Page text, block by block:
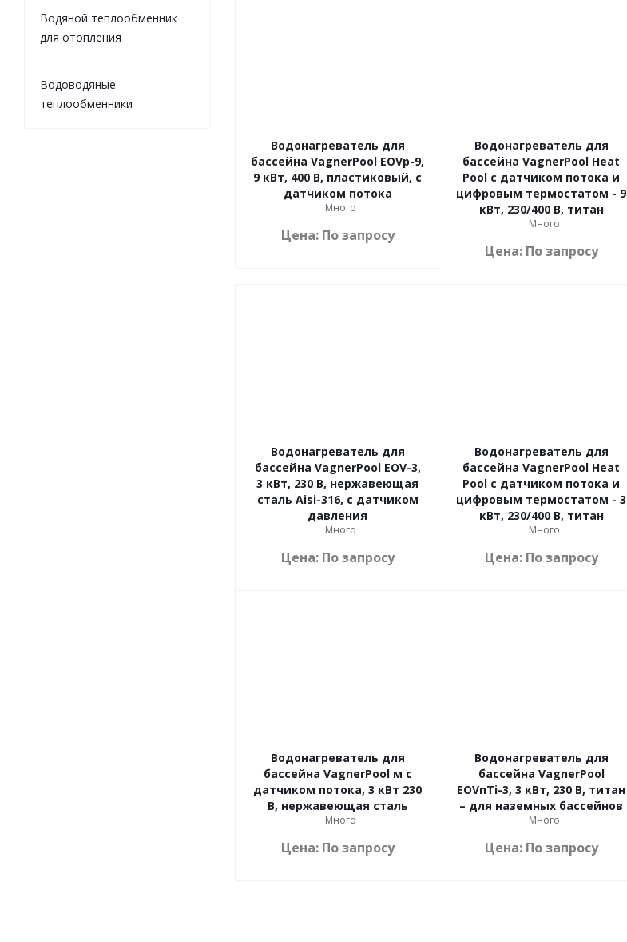
Водонагреватель для
бассейна VagnerPool EOVp-9,
9 кВт, 400 В, пластиковый, с
датчиком потока
Много
Цена: По запросу
Водонагреватель для
бассейна VagnerPool Heat
Pool с датчиком потока и
цифровым термостатом - 9
кВт, 230/400 В, титан
Много
Цена: По запросу
Водонагреватель для
бассейна VagnerPool EOV-3,
3 кВт, 230 В, нержавеющая
сталь Aisi-316, с датчиком
давления
Много
Цена: По запросу
Водонагреватель для
бассейна VagnerPool Heat
Pool с датчиком потока и
цифровым термостатом - 3
кВт, 230/400 В, титан
Много
Цена: По запросу
Водонагреватель для
бассейна VagnerPool м с
датчиком потока, 3 кВт 230
В, нержавеющая сталь
Много
Цена: По запросу
Водонагреватель для
бассейна VagnerPool
EOVnTi-3, 3 кВт, 230 В, титан
– для наземных бассейнов
Много
Цена: По запросу
Водяной теплообменник
для отопления
Водоводяные
теплообменники